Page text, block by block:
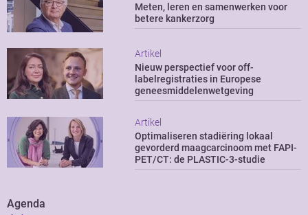
Meten, leren en samenwerken voor
betere kankerzorg
Artikel
Nieuw perspectief voor off-
labelregistraties in Europese
geneesmiddelenwetgeving
Artikel
Optimaliseren stadiëring lokaal
gevorderd maagcarcinoom met FAPI-
PET/CT: de PLASTIC-3-studie
Agenda